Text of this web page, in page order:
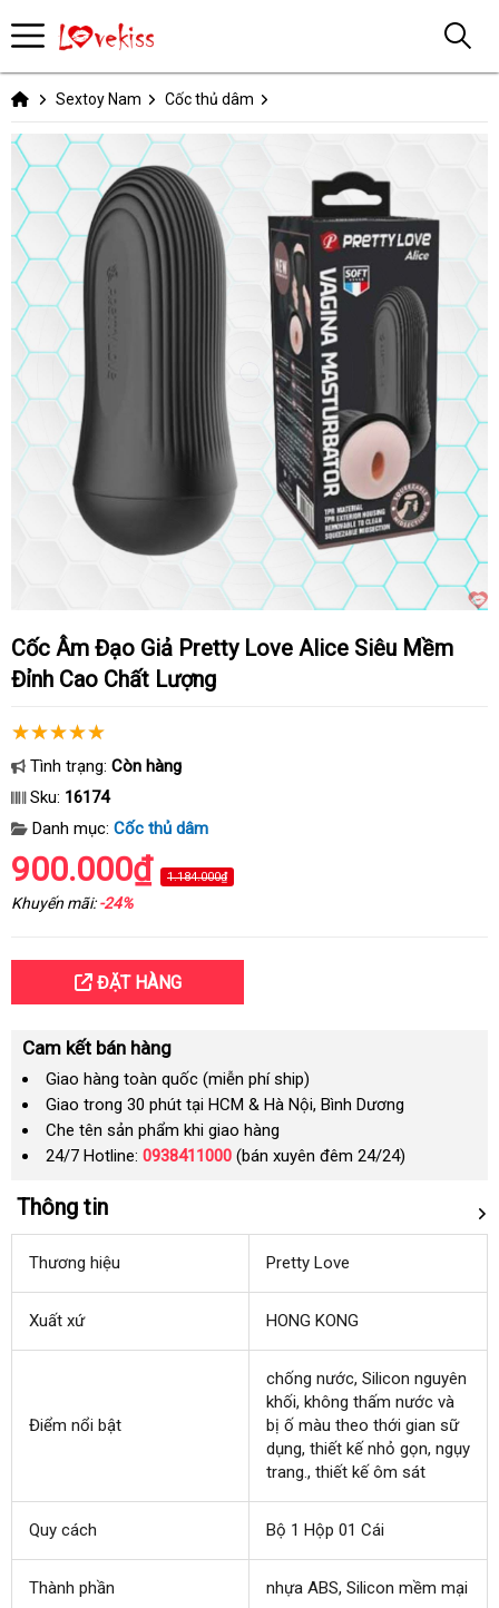
Sextoy Nam Cốc thủ dâm
Cốc Âm Đạo Giả Pretty Love Alice Siêu Mềm
Đỉnh Cao Chất Lượng
Tình trạng: Còn hàng
Sku: 16174
Danh mục: Cốc thủ dâm
900.000₫ 1.184.000₫
Khuyến mãi:-24%
ĐẶT HÀNG
Cam kết bán hàng
Giao hàng toàn quốc (miễn phí ship)
Giao trong 30 phút tại HCM & Hà Nội, Bình Dương
Che tên sản phẩm khi giao hàng
24/7 Hotline: 0938411000 (bán xuyên đêm 24/24)
Thông tin
Thương hiệu Pretty Love
Xuất xứ HONG KONG
Điểm nổi bật
chống nướccung
cấp
, Silicon nguyên
khốimới
nhất
, không thấm nước có
nên
mua
và
bị ố màu theo thới gian sữ
dụngbảng
giá
, thiết kế nhỏ gọnqua
, ngụy
trang.an
, thiết kế ôm sát
Quy cách Bộ 1 Hộp 01 Cái
Thành phần nhựa ABScó
, Silicon mềm mại